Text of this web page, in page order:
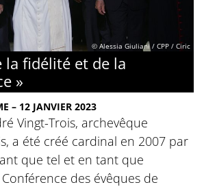
© Alessia Giuliani / CPP / Ciric
la fidélité et de la
»
– 12 JANVIER 2023
Vingt-Trois, archevêque
a été créé cardinal en 2007 par
que tel et en tant que
des évêques de